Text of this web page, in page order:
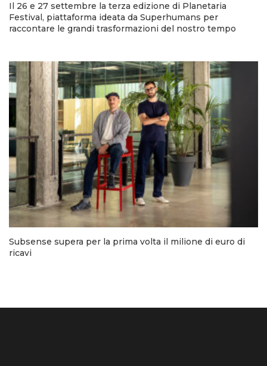
Il 26 e 27 settembre la terza edizione di Planetaria
Festival, piattaforma ideata da Superhumans per
raccontare le grandi trasformazioni del nostro tempo
Subsense supera per la prima volta il milione di euro di
ricavi